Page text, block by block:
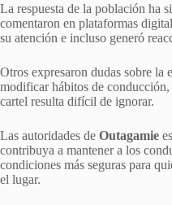
La respuesta de la población ha
comentaron en plataformas
su atención e incluso generó
Otros expresaron dudas sobre la
modificar hábitos de
cartel resulta difícil de ignorar.
Las autoridades de Outagamie
contribuya a mantener a los
condiciones más seguras para
el lugar.